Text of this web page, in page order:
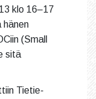
klo 16–17
hänen
(Small
sitä
Tietie-